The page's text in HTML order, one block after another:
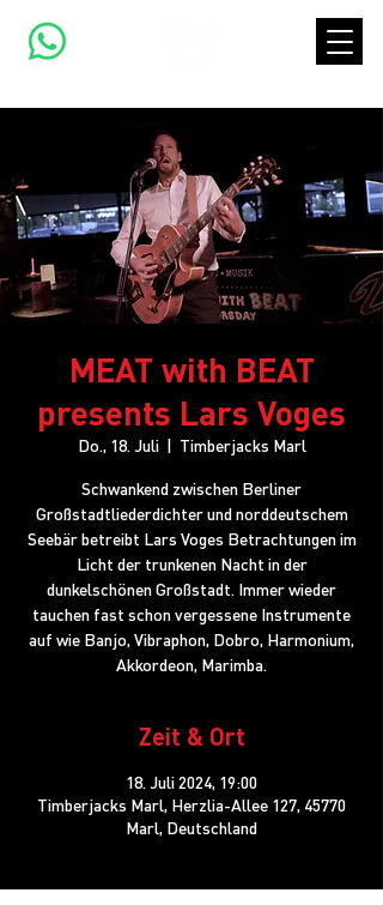
MEAT with BEAT
presents Lars Voges
Do., 18. Juli
  |
Timberjacks Marl
Schwankend zwischen Berliner
Großstadtliederdichter und norddeutschem
Seebär betreibt Lars Voges Betrachtungen im
Licht der trunkenen Nacht in der
dunkelschönen Großstadt. Immer wieder
tauchen fast schon vergessene Instrumente
auf wie Banjo, Vibraphon, Dobro, Harmonium,
Akkordeon, Marimba.
Zeit & Ort
18. Juli 2024, 19:00
Timberjacks Marl, Herzlia-Allee 127, 45770
Marl, Deutschland